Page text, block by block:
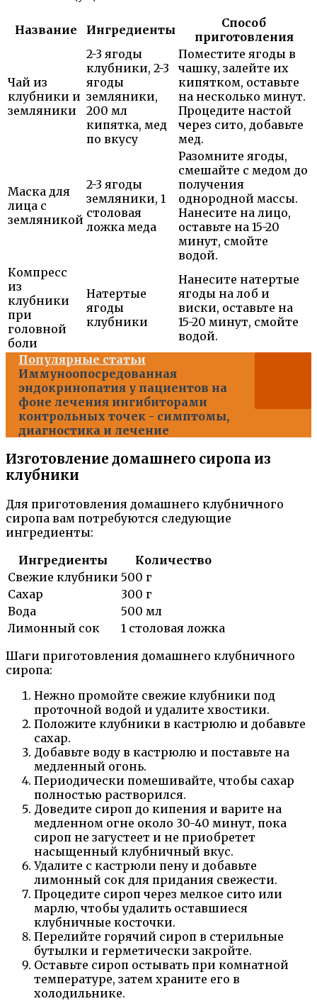
Название Ингредиенты
Способ
приготовления
Чай из
клубники и
земляники
2-3 ягоды
клубники, 2-3
ягоды
земляники,
200 мл
кипятка, мед
по вкусу
Поместите ягоды в
чашку, залейте их
кипятком, оставьте
на несколько минут.
Процедите настой
через сито, добавьте
мед.
Маска для
лица с
земляникой
2-3 ягоды
земляники, 1
столовая
ложка меда
Разомните ягоды,
смешайте с медом до
получения
однородной массы.
Нанесите на лицо,
оставьте на 15-20
минут, смойте
водой.
Компресс
из
клубники
при
головной
боли
Натертые
ягоды
клубники
Нанесите натертые
ягоды на лоб и
виски, оставьте на
15-20 минут, смойте
водой.
Популярные статьи
Иммуноопосредованная
эндокринопатия у пациентов на
фоне лечения ингибиторами
контрольных точек - симптомы,
диагностика и лечение
Изготовление домашнего сиропа из
клубники
Для приготовления домашнего клубничного
сиропа вам потребуются следующие
ингредиенты:
Ингредиенты
Количество
Свежие клубники 500 г
Сахар
300 г
Вода
500 мл
Лимонный сок
1 столовая ложка
Шаги приготовления домашнего клубничного
сиропа:
Нежно промойте свежие клубники под
проточной водой и удалите хвостики.
Положите клубники в кастрюлю и добавьте
сахар.
Добавьте воду в кастрюлю и поставьте на
медленный огонь.
Периодически помешивайте, чтобы сахар
полностью растворился.
Доведите сироп до кипения и варите на
медленном огне около 30-40 минут, пока
сироп не загустеет и не приобретет
насыщенный клубничный вкус.
Удалите с кастрюли пену и добавьте
лимонный сок для придания свежести.
Процедите сироп через мелкое сито или
марлю, чтобы удалить оставшиеся
клубничные косточки.
Перелийте горячий сироп в стерильные
бутылки и герметически закройте.
Оставьте сироп остывать при комнатной
температуре, затем храните его в
холодильнике.